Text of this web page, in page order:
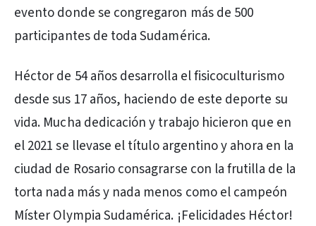
evento donde se congregaron más de 500
participantes de toda Sudamérica.
Héctor de 54 años desarrolla el fisicoculturismo
desde sus 17 años, haciendo de este deporte su
vida. Mucha dedicación y trabajo hicieron que en
el 2021 se llevase el título argentino y ahora en la
ciudad de Rosario consagrarse con la frutilla de la
torta nada más y nada menos como el campeón
Míster Olympia Sudamérica. ¡Felicidades Héctor!